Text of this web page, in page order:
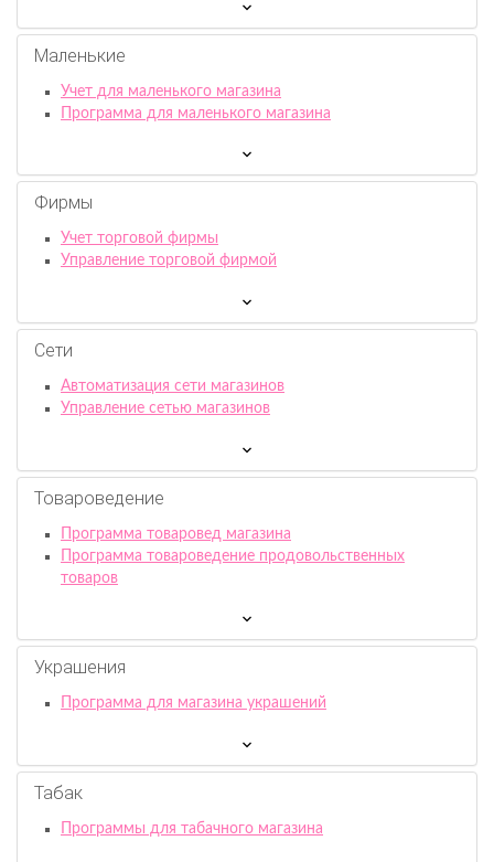
Маленькие
Учет для маленького магазина
Программа для маленького магазина
Фирмы
Учет торговой фирмы
Управление торговой фирмой
Сети
Автоматизация сети магазинов
Управление сетью магазинов
Товароведение
Программа товаровед магазина
Программа товароведение продовольственных
товаров
Украшения
Программа для магазина украшений
Табак
Программы для табачного магазина